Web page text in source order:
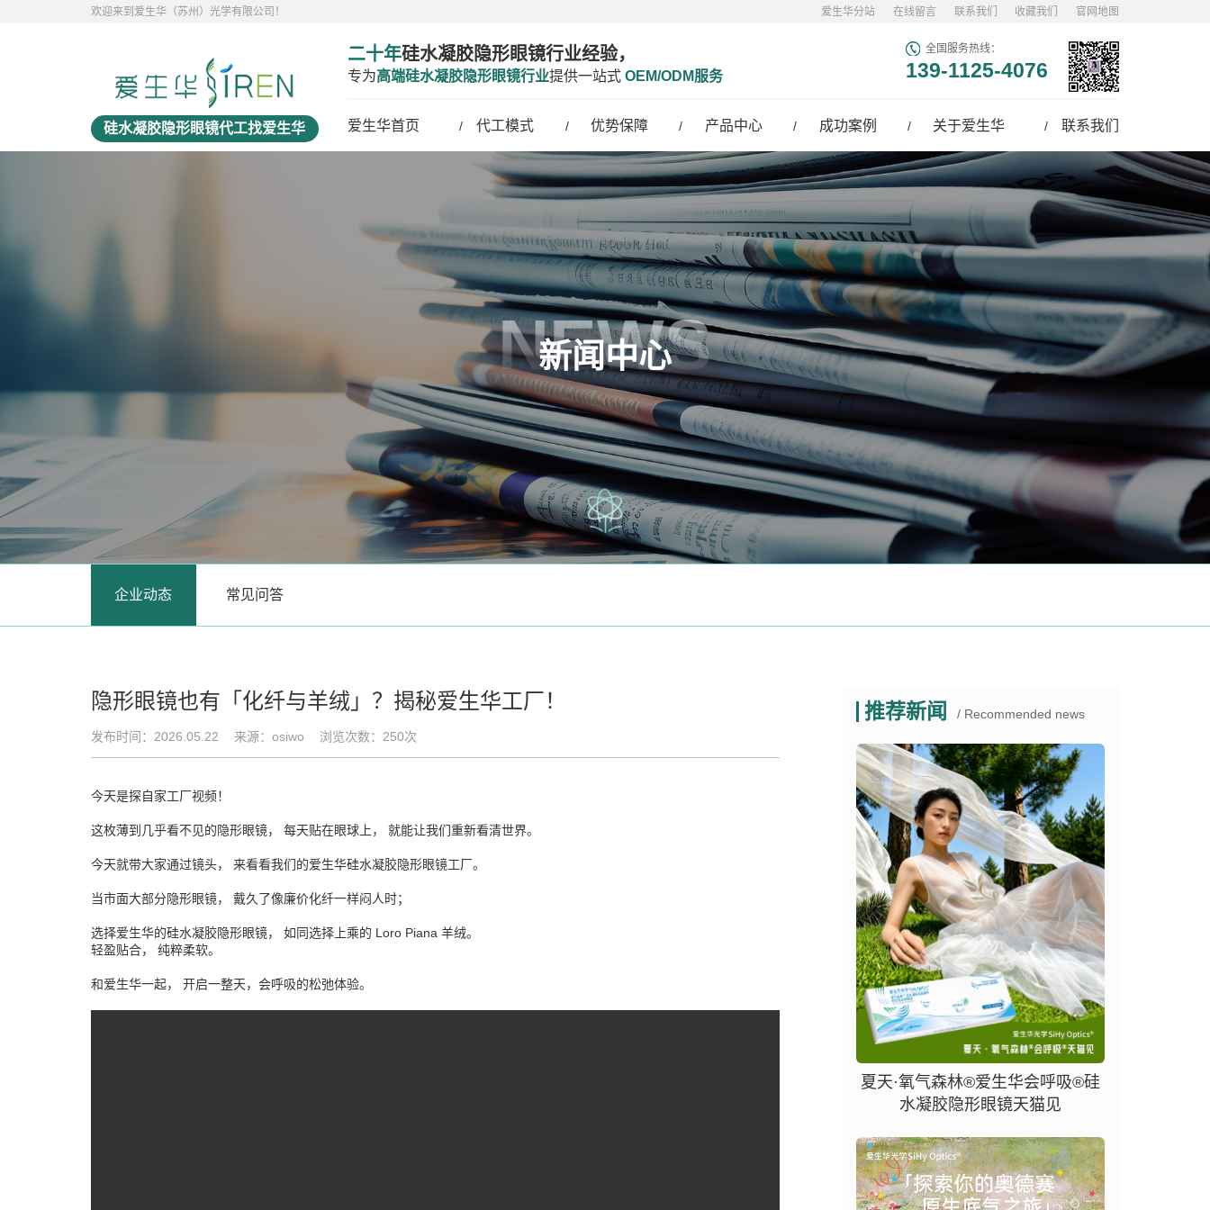
欢迎来到爱生华（苏州）光学有限公司！ 爱生华分站 在线留言 联系我们 收藏我们 官网地图
硅水凝胶隐形眼镜代工找爱生华
二十年硅水凝胶隐形眼镜行业经验，
专为高端硅水凝胶隐形眼镜行业提供一站式 OEM/ODM服务
全国服务热线：
139-1125-4076
爱生华首页 代工模式 优势保障 产品中心 成功案例 关于爱生华 联系我们
新闻中心
NEWS
企业动态 常见问答
隐形眼镜也有「化纤与羊绒」？揭秘爱生华工厂！
发布时间：2026.05.22 来源：osiwo 浏览次数：250次
今天是探自家工厂视频！
这枚薄到几乎看不见的隐形眼镜， 每天贴在眼球上， 就能让我们重新看清世界。
今天就带大家通过镜头， 来看看我们的爱生华硅水凝胶隐形眼镜工厂。
当市面大部分隐形眼镜， 戴久了像廉价化纤一样闷人时；
选择爱生华的硅水凝胶隐形眼镜， 如同选择上乘的 Loro Piana 羊绒。
轻盈贴合， 纯粹柔软。
和爱生华一起， 开启一整天，会呼吸的松弛体验。
推荐新闻 / Recommended news
夏天·氧气森林®爱生华会呼吸®硅
水凝胶隐形眼镜天猫见